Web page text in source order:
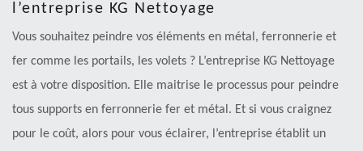
l’entreprise KG Nettoyage
Vous souhaitez peindre vos éléments en métal, ferronnerie et
fer comme les portails, les volets ? L’entreprise KG Nettoyage
est à votre disposition. Elle maitrise le processus pour peindre
tous supports en ferronnerie fer et métal. Et si vous craignez
pour le coût, alors pour vous éclairer, l’entreprise établit un